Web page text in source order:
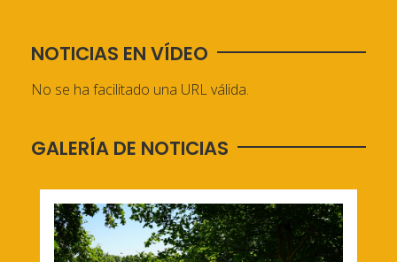
NOTICIAS EN VÍDEO
No se ha facilitado una URL válida.
GALERÍA DE NOTICIAS